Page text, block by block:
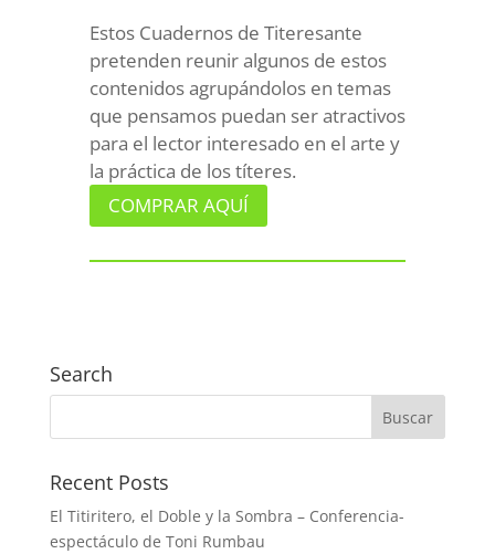
Estos Cuadernos de Titeresante
pretenden reunir algunos de estos
contenidos agrupándolos en temas
que pensamos puedan ser atractivos
para el lector interesado en el arte y
la práctica de los títeres.
COMPRAR AQUÍ
Search
Recent Posts
El Titiritero, el Doble y la Sombra – Conferencia-
espectáculo de Toni Rumbau